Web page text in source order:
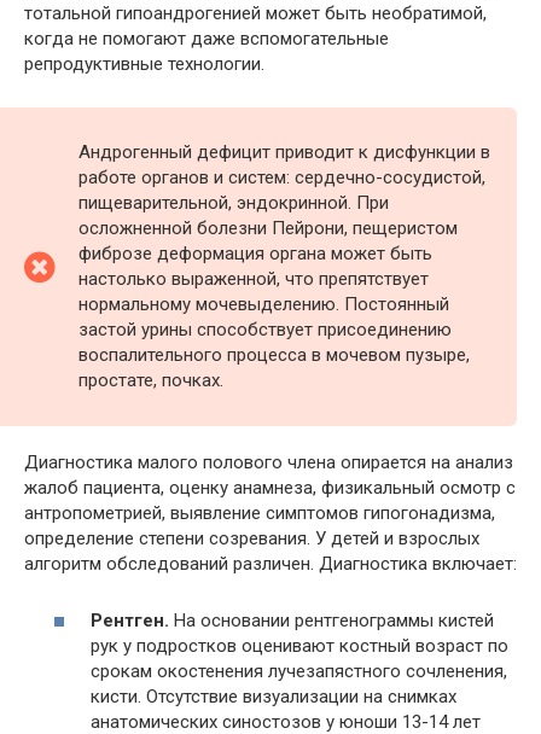
тотальной гипоандрогенией может быть необратимой,
когда не помогают даже вспомогательные
репродуктивные технологии.
Андрогенный дефицит приводит к дисфункции в
работе органов и систем: сердечно-сосудистой,
пищеварительной, эндокринной. При
осложненной болезни Пейрони, пещеристом
фиброзе деформация органа может быть
настолько выраженной, что препятствует
нормальному мочевыделению. Постоянный
застой урины способствует присоединению
воспалительного процесса в мочевом пузыре,
простате, почках.
Диагностика малого полового члена опирается на анализ
жалоб пациента, оценку анамнеза, физикальный осмотр с
антропометрией, выявление симптомов гипогонадизма,
определение степени созревания. У детей и взрослых
алгоритм обследований различен. Диагностика включает:
Рентген. На основании рентгенограммы кистей
рук у подростков оценивают костный возраст по
срокам окостенения лучезапястного сочленения,
кисти. Отсутствие визуализации на снимках
анатомических синостозов у юноши 13-14 лет